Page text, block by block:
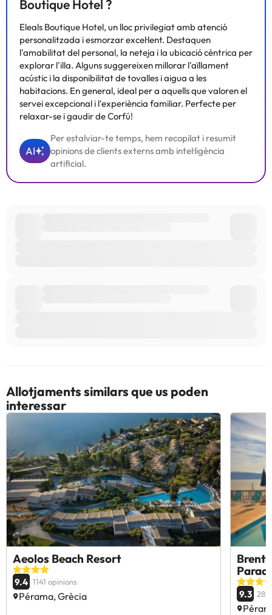
Boutique Hotel ?
Eleals Boutique Hotel, un lloc privilegiat amb atenció
personalitzada i esmorzar excel·lent. Destaquen
l'amabilitat del personal, la neteja i la ubicació cèntrica per
explorar l'illa. Alguns suggereixen millorar l'aïllament
acústic i la disponibilitat de tovalles i aigua a les
habitacions. En general, ideal per a aquells que valoren el
servei excepcional i l'experiència familiar. Perfecte per
relaxar-se i gaudir de Corfú!
AI
Per estalviar-te temps, hem recopilat i resumit
opinions de clients externs amb intel·ligència
artificial.
Allotjaments similars que us poden
interessar
Aeolos Beach Resort
9.4 1141 opinions
Pérama, Grècia 9.3 289